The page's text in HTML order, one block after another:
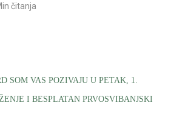
čitanja
SOM VAS POZIVAJU U PETAK, 1.
I BESPLATAN PRVOSVIBANJSKI